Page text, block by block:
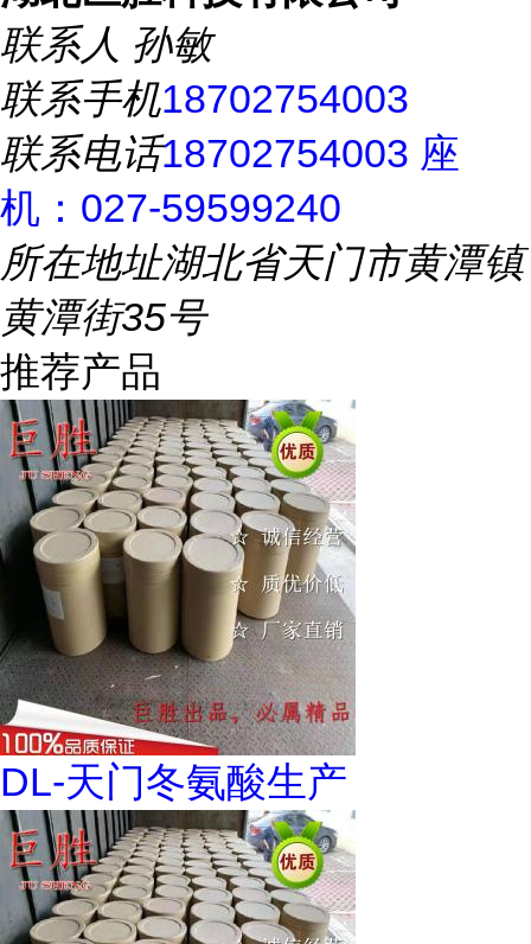
联系人 孙敏
联系手机18702754003
联系电话18702754003 座
机：027-59599240
所在地址湖北省天门市黄潭镇
黄潭街35号
推荐产品
DL-天门冬氨酸生产